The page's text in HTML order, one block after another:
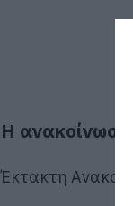
Η
Έκτακτη